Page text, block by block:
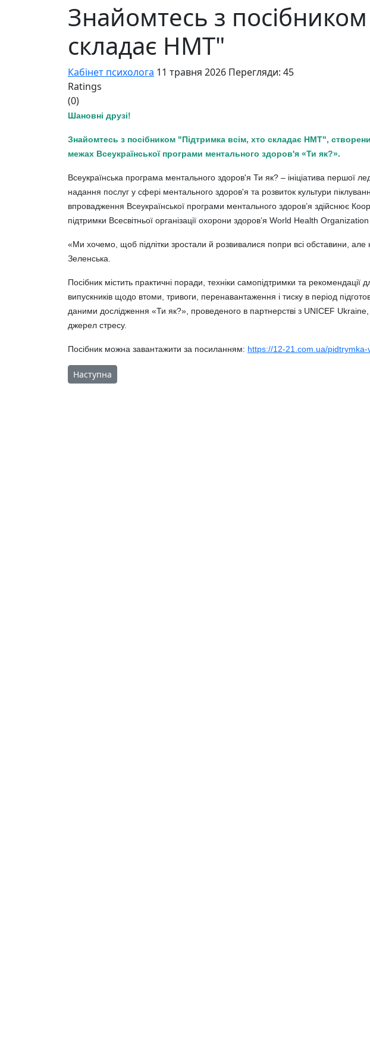
Знайомтесь з
складає НМТ"
Кабінет психолога 11 травня 2026 Перегляди: 45
Ratings
(0)
Шановні друзі!
Знайомтесь з посібником "Підтримка всім, хто складає НМТ",
межах Всеукраїнської програми ментального здоров'я «Ти як?».
Всеукраїнська програма ментального здоров'я Ти як? – ініціатива першої
надання послуг у сфері ментального здоров'я та розвиток культури
впровадження Всеукраїнської програми ментального здоров’я здійснює
підтримки Всесвітньої організації охорони здоров’я World Health
«Ми хочемо, щоб підлітки зростали й розвивалися попри всі обставини,
Зеленська.
Посібник містить практичні поради, техніки самопідтримки та рекомендації
випускників щодо втоми, тривоги, перенавантаження і тиску в період
даними дослідження «Ти як?», проведеного в партнерстві з UNICEF
джерел стресу.
Посібник можна завантажити за посиланням: https://12-21.com.ua/
Наступна стаття: Світ душі та гармонії
Наступна